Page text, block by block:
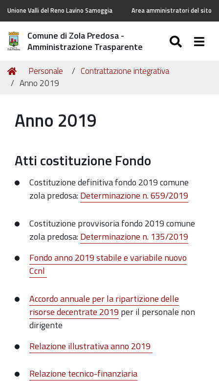
Unione Valli del Reno Lavino Samoggia Area amministratori del sito
Comune di Zola Predosa -
Amministrazione Trasparente
Tu
sei
Home
Personale
Contrattazione integrativa
Anno 2019
Anno 2019
Atti costituzione Fondo
Costituzione definitiva fondo 2019 comune
zola predosa:Determinazione n. 659/2019
Costituzione provvisoria fondo 2019 comune
zola predosa:Determinazione n. 135/2019
Fondo anno 2019 stabile e variabile nuovo
Ccnl
Accordo annuale per la ripartizione delle
risorse decentrate 2019 per il personale non
dirigente
Relazione illustrativa anno 2019
Relazione tecnico-finanziaria